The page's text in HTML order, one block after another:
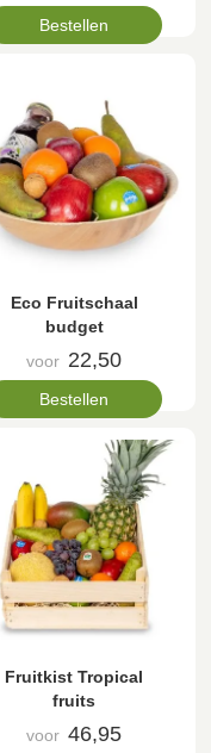
Bestellen
Eco Fruitschaal
budget
voor 22,50
Bestellen
Fruitkist Tropical
fruits
voor 46,95